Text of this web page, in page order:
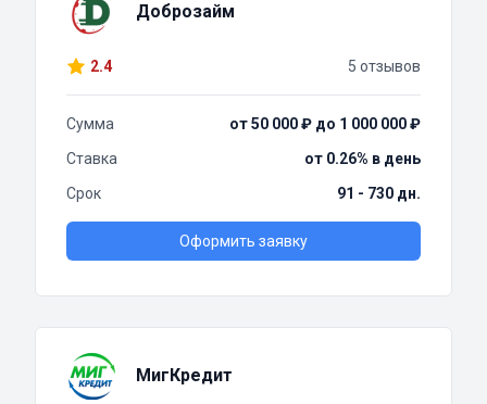
Доброзайм
2.4 5 отзывов
Сумма
от 50 000 ₽ до 1 000 000 ₽
Ставка
от 0.26% в день
Срок
91 - 730 дн.
Оформить заявку
МигКредит